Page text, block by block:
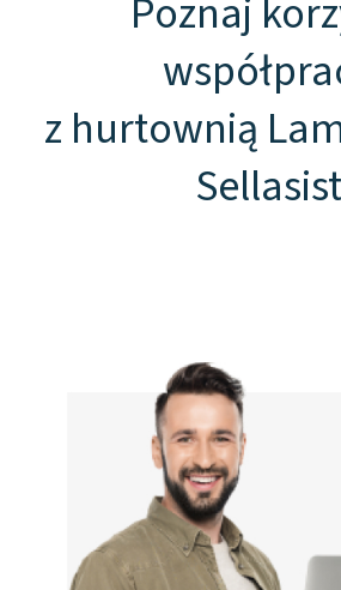
Poznaj
z hurtownią
Sellasist